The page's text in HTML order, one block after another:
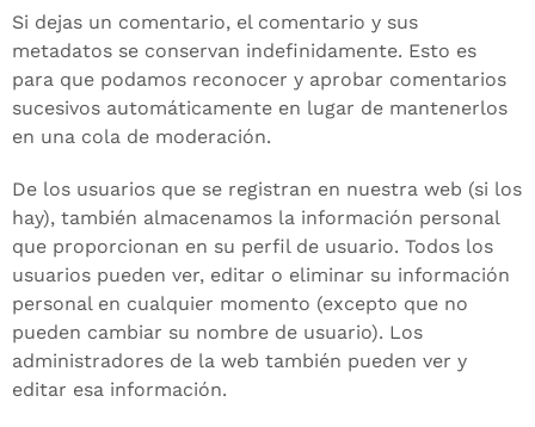
Si dejas un comentario, el comentario y sus
metadatos se conservan indefinidamente. Esto es
para que podamos reconocer y aprobar comentarios
sucesivos automáticamente en lugar de mantenerlos
en una cola de moderación.
De los usuarios que se registran en nuestra web (si los
hay), también almacenamos la información personal
que proporcionan en su perfil de usuario. Todos los
usuarios pueden ver, editar o eliminar su información
personal en cualquier momento (excepto que no
pueden cambiar su nombre de usuario). Los
administradores de la web también pueden ver y
editar esa información.